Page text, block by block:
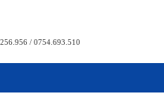
/ 0754.693.510